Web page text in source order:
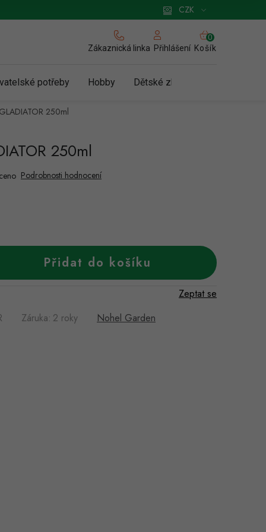
pro podnikatele Zásady používání cookies
CZK
Zákaznická linka Přihlášení
NÁKUPNÍ
KOŠÍK
Košík
potřeby Hobby Dětské zboží a hračky
250ml
250ml
Podrobnosti hodnocení
Přidat do košíku
Záruka: 2 roky Nohel Garden
Zeptat se